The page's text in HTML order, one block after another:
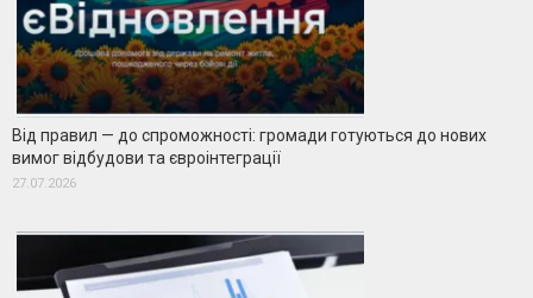
Від правил — до спроможності: громади готуються до нових
вимог відбудови та євроінтеграції
27.07.2026